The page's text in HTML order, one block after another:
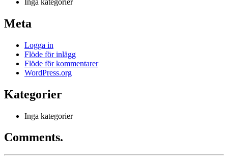
Meta
Logga in
Flöde för inlägg
Flöde för kommentarer
WordPress.org
Kategorier
Inga kategorier
Comments.